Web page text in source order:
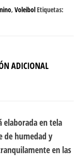
, VoleibolEtiquetas:
ADICIONAL
elaborada en tela
de humedad y
en las